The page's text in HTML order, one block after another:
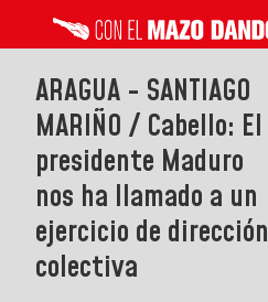
ARAGUA - SANTIAGO
MARIÑO / Cabello: El
presidente Maduro
nos ha llamado a un
ejercicio de dirección
colectiva